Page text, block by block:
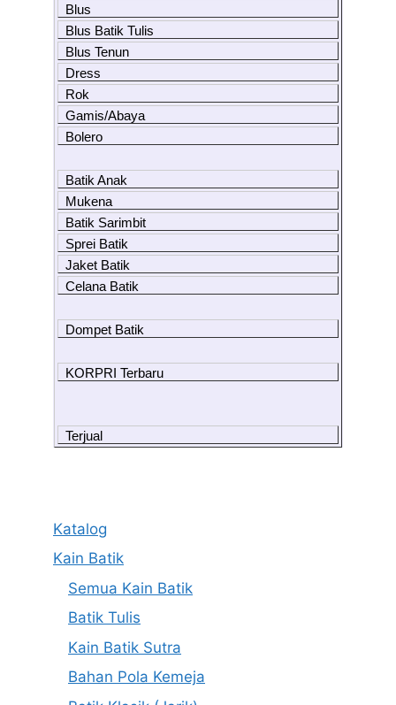
Blus
Blus Batik Tulis
Blus Tenun
Dress
Rok
Gamis/Abaya
Bolero
Batik Anak
Mukena
Batik Sarimbit
Sprei Batik
Jaket Batik
Celana Batik
Dompet Batik
KORPRI Terbaru
Terjual
Katalog
Kain Batik
Semua Kain Batik
Batik Tulis
Kain Batik Sutra
Bahan Pola Kemeja